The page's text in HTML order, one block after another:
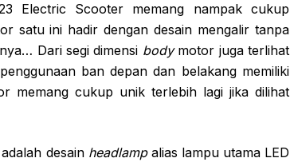
Electric Scooter memang nampak cukup
satu ini hadir dengan desain mengalir tanpa
Dari segi dimensi bodymotor juga terlihat
ban depan dan belakang memiliki
memang cukup unik terlebih lagi jika dilihat
desain headlampalias lampu utama LED